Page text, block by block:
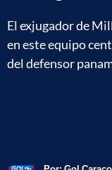
El exjugador de
en este equipo
del defensor